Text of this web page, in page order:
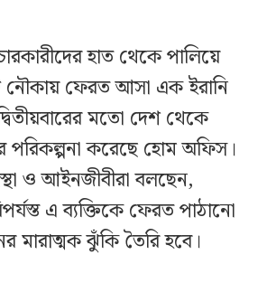
হাত থেকে পালিয়ে
নৌকায় ফেরত আসা এক ইরানি
মতো দেশ থেকে
পরিকল্পনা করেছে হোম অফিস।
ও আইনজীবীরা বলছেন,
এ ব্যক্তিকে ফেরত পাঠানো
মারাত্মক ঝুঁকি তৈরি হবে।